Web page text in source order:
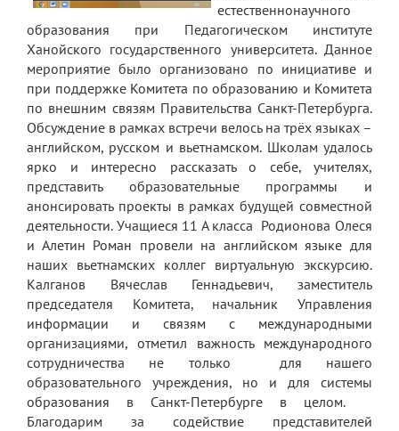
естественнонаучного
образования при Педагогическом институте
Ханойского государственного университета. Данное
мероприятие было организовано по инициативе и
при поддержке Комитета по образованию и Комитета
по внешним связям Правительства Санкт-Петербурга.
Обсуждение в рамках встречи велось на трёх языках –
английском, русском и вьетнамском. Школам удалось
ярко и интересно рассказать о себе, учителях,
представить образовательные программы и
анонсировать проекты в рамках будущей совместной
деятельности. Учащиеся 11 А класса Родионова Олеся
и Алетин Роман провели на английском языке для
наших вьетнамских коллег виртуальную экскурсию.
Калганов Вячеслав Геннадьевич, заместитель
председателя Комитета, начальник Управления
информации и связям с международными
организациями, отметил важность международного
сотрудничества не только для нашего
образовательного учреждения, но и для системы
образования в Санкт-Петербурге в целом. ⠀
Благодарим за содействие представителей